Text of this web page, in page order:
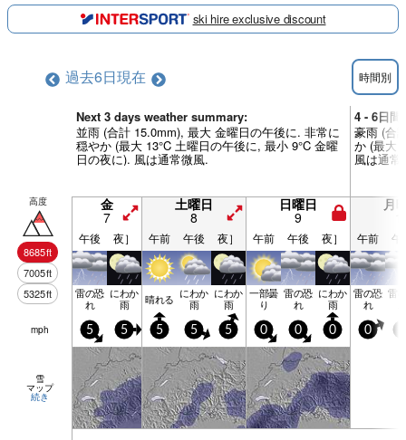
ski hire exclusive discount
過去6日現在 時間別
Next 3 days weather summary:
並雨 (合計 15.0mm), 最大 金曜日の午後に. 非常に
穏やか (最大 13°C 土曜日の午後に, 最小 9°C 金曜
日の夜に). 風は通常微風.
4 - 6日
豪雨 (合
か (最大
風は通常
高度
8685ft
7005ft
5325ft
金
7
土曜日
8
日曜日
9
月
午後 夜］ 午前 午後 夜］ 午前 午後 夜］ 午前 午
雷の恐
れ
にわか
雨 晴れる にわか
雨
にわか
雨
一部曇
り
雷の恐
れ
にわか
雨
雷の恐
れ
雷
mph 5 5 5 5 5 0 0 0 0
雪
マップ
続き